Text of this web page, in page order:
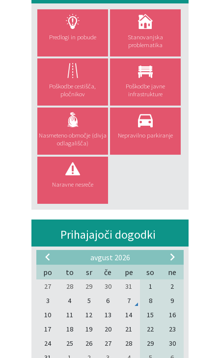
Predlogi in pobude
Stanovanjska
problematika
Poškodbe cestišča,
pločnikov
Poškodbe javne
infrastrukture
Nasmeteno območje (divja
odlagališča)
Nepravilno parkiranje
Naravne nesreče
Prihajajoči dogodki
avgust 2026
po
to sr če pe so ne
27 28 29 30 31 1
2
3
4 5 6 7 8
9
10
11 12 13 14 15
16
17
18 19 20 21 22
23
24
25 26 27 28 29
30